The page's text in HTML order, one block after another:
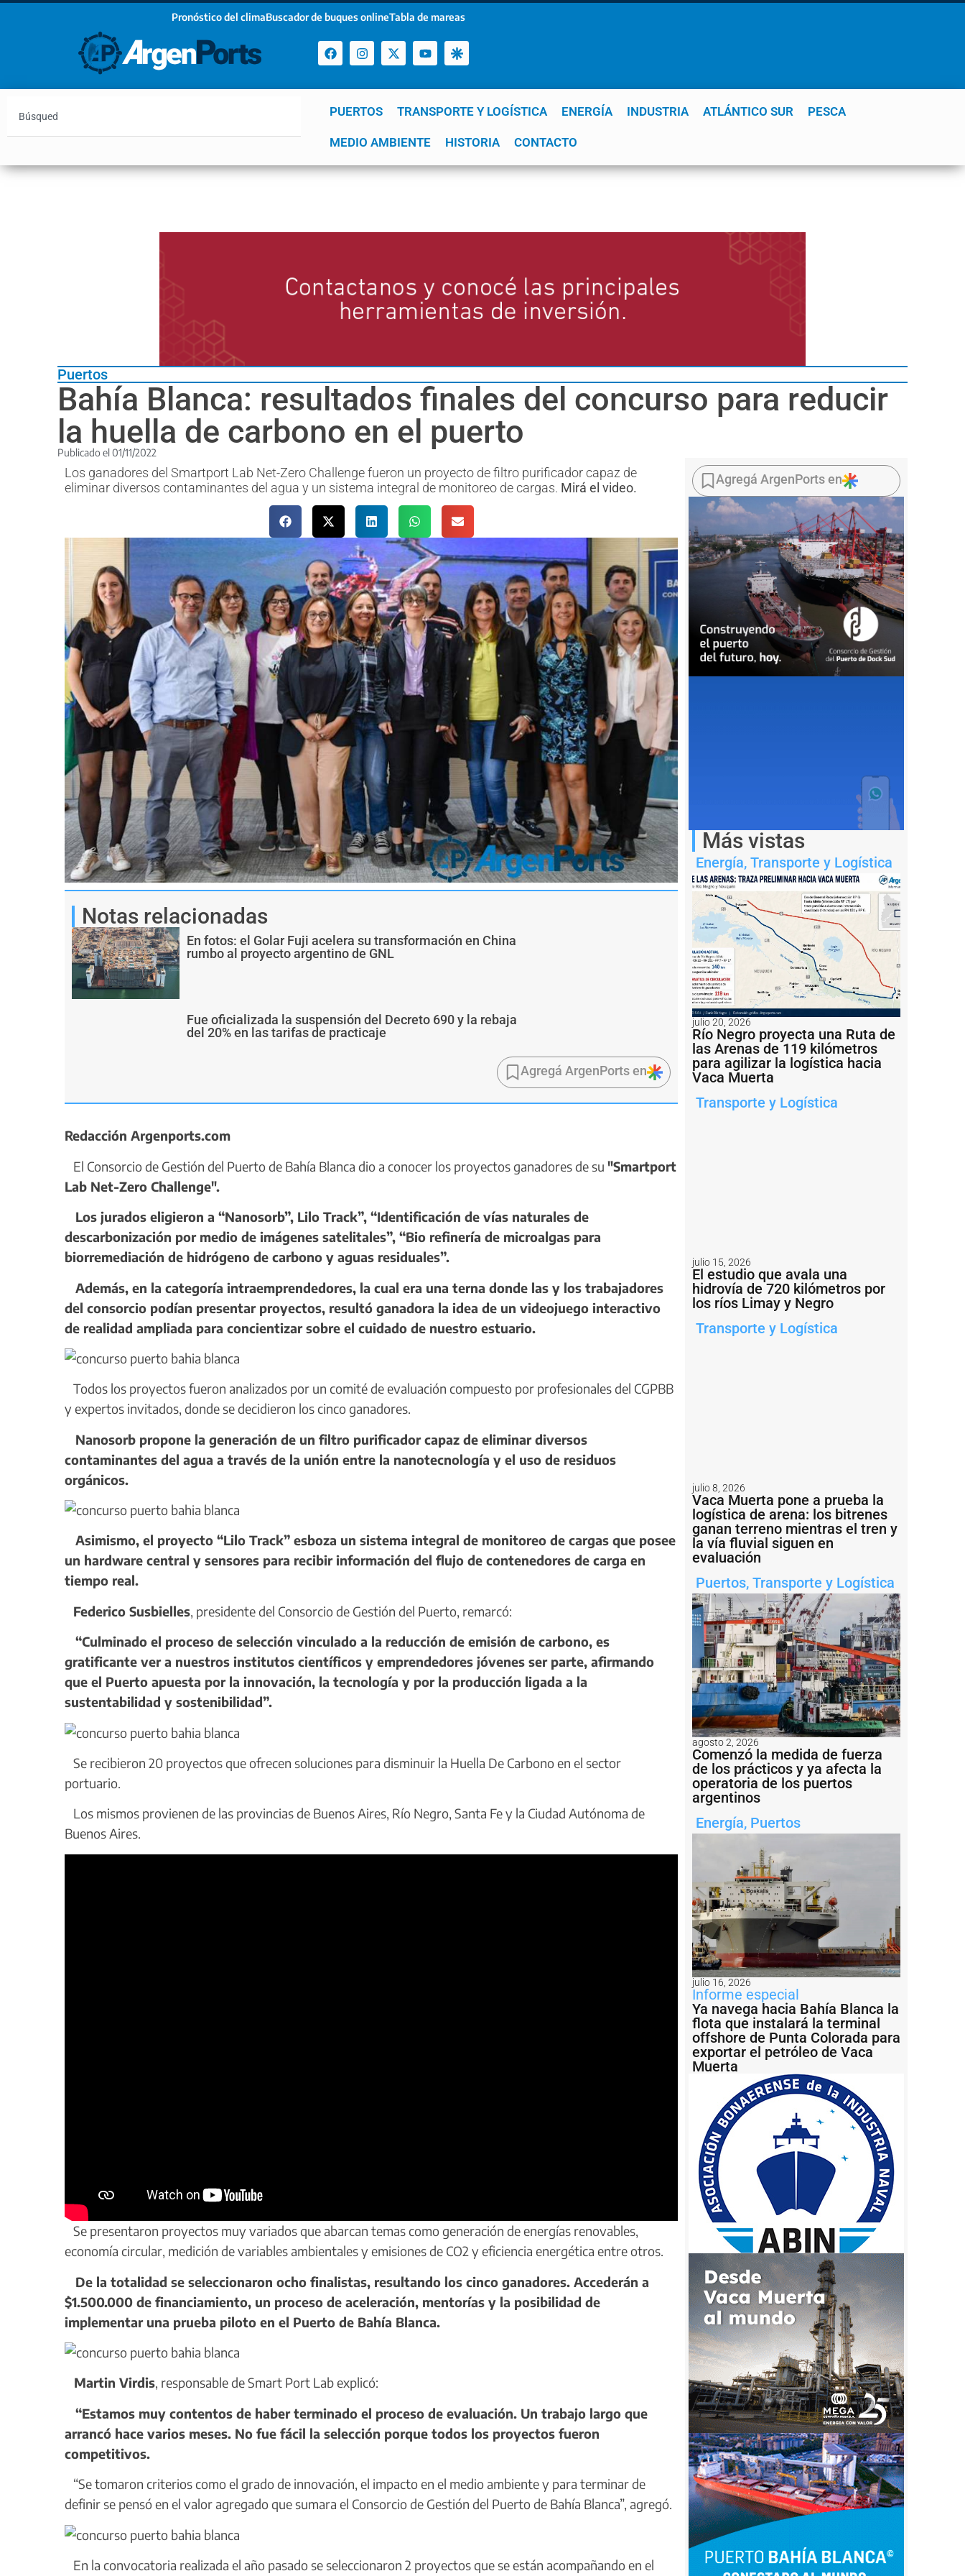
Pronóstico del climaBuscador de buques onlineTabla de mareas
PUERTOS TRANSPORTE Y LOGÍSTICA ENERGÍA INDUSTRIA ATLÁNTICO SUR PESCA
MEDIO AMBIENTE HISTORIA CONTACTO
YPF GNL Mar del Plata Patagonia Quequén
Puertos
Bahía Blanca: resultados finales del concurso para reducir
la huella de carbono en el puerto
Publicado el 01/11/2022
Los ganadores del Smartport Lab Net-Zero Challenge fueron un proyecto de filtro purificador capaz de
eliminar diversos contaminantes del agua y un sistema integral de monitoreo de cargas. Mirá el video.
Notas relacionadas
En fotos: el Golar Fuji acelera su transformación en China
rumbo al proyecto argentino de GNL
Fue oficializada la suspensión del Decreto 690 y la rebaja
del 20% en las tarifas de practicaje
Agregá ArgenPorts en
Redacción Argenports.com
El Consorcio de Gestión del Puerto de Bahía Blanca dio a conocer los proyectos ganadores de su "Smartport
Lab Net-Zero Challenge".
Los jurados eligieron a “Nanosorb”, Lilo Track”, “Identificación de vías naturales de
descarbonización por medio de imágenes satelitales”, “Bio refinería de microalgas para
biorremediación de hidrógeno de carbono y aguas residuales”.
Además, en la categoría intraemprendedores, la cual era una terna donde las y los trabajadores
del consorcio podían presentar proyectos, resultó ganadora la idea de un videojuego interactivo
de realidad ampliada para concientizar sobre el cuidado de nuestro estuario.
Todos los proyectos fueron analizados por un comité de evaluación compuesto por profesionales del CGPBB
y expertos invitados, donde se decidieron los cinco ganadores.
Nanosorb propone la generación de un filtro purificador capaz de eliminar diversos
contaminantes del agua a través de la unión entre la nanotecnología y el uso de residuos
orgánicos.
Asimismo, el proyecto “Lilo Track” esboza un sistema integral de monitoreo de cargas que posee
un hardware central y sensores para recibir información del flujo de contenedores de carga en
tiempo real.
Federico Susbielles, presidente del Consorcio de Gestión del Puerto, remarcó:
“Culminado el proceso de selección vinculado a la reducción de emisión de carbono, es
gratificante ver a nuestros institutos científicos y emprendedores jóvenes ser parte, afirmando
que el Puerto apuesta por la innovación, la tecnología y por la producción ligada a la
sustentabilidad y sostenibilidad”.
Se recibieron 20 proyectos que ofrecen soluciones para disminuir la Huella De Carbono en el sector
portuario.
Los mismos provienen de las provincias de Buenos Aires, Río Negro, Santa Fe y la Ciudad Autónoma de
Buenos Aires.
Se presentaron proyectos muy variados que abarcan temas como generación de energías renovables,
economía circular, medición de variables ambientales y emisiones de CO2 y eficiencia energética entre otros.
De la totalidad se seleccionaron ocho finalistas, resultando los cinco ganadores. Accederán a
$1.500.000 de financiamiento, un proceso de aceleración, mentorías y la posibilidad de
implementar una prueba piloto en el Puerto de Bahía Blanca.
Martin Virdis, responsable de Smart Port Lab explicó:
“Estamos muy contentos de haber terminado el proceso de evaluación. Un trabajo largo que
arrancó hace varios meses. No fue fácil la selección porque todos los proyectos fueron
competitivos.
“Se tomaron criterios como el grado de innovación, el impacto en el medio ambiente y para terminar de
definir se pensó en el valor agregado que sumara el Consorcio de Gestión del Puerto de Bahía Blanca”, agregó.
En la convocatoria realizada el año pasado se seleccionaron 2 proyectos que se están acompañando en el
Agregá ArgenPorts en
Más vistas
Energía, Transporte y Logística
julio 20, 2026
Río Negro proyecta una Ruta de
las Arenas de 119 kilómetros
para agilizar la logística hacia
Vaca Muerta
Transporte y Logística
julio 15, 2026
El estudio que avala una
hidrovía de 720 kilómetros por
los ríos Limay y Negro
Transporte y Logística
julio 8, 2026
Vaca Muerta pone a prueba la
logística de arena: los bitrenes
ganan terreno mientras el tren y
la vía fluvial siguen en
evaluación
Puertos, Transporte y Logística
agosto 2, 2026
Comenzó la medida de fuerza
de los prácticos y ya afecta la
operatoria de los puertos
argentinos
Energía, Puertos
julio 16, 2026
Informe especial
Ya navega hacia Bahía Blanca la
flota que instalará la terminal
offshore de Punta Colorada para
exportar el petróleo de Vaca
Muerta
¡Sumate a nuestro Newsletter!
Email
Estoy de acuerdo con las condiciones y políticas de